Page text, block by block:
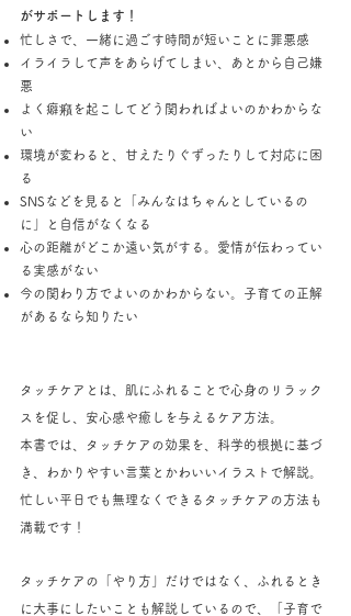
がサポートします！​
忙しさで、一緒に過ごす時間が短いことに罪悪感
イライラして声をあらげてしまい、あとから自己嫌
悪
よく癖癪を起こしてどう関わればよいのかわからな
い
環境が変わると、甘えたりぐずったりして対応に困
る
SNSなどを見ると「みんなはちゃんとしているの
に」と自信がなくなる
心の距離がどこか遠い気がする。愛情が伝わってい
る実感がない
今の関わり方でよいのかわからない。子育ての正解
があるなら知りたい
タッチケアとは、肌にふれることで心身のリラック
スを促し、安心感や癒しを与えるケア方法。
本書では、タッチケアの効果を、科学的根拠に基づ
き、わかりやすい言葉とかわいいイラストで解説。
忙しい平日でも無理なくできるタッチケアの方法も
満載です！
タッチケアの「やり方」だけではなく、ふれるとき
に大事にしたいことも解説しているので、「子育で